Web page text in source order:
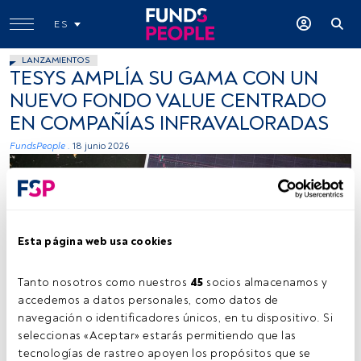
Esta página web usa cookies
Tanto nosotros como nuestros 45 socios almacenamos y
accedemos a datos personales, como datos de
navegación o identificadores únicos, en tu dispositivo. Si
seleccionas «Aceptar» estarás permitiendo que las
tecnologías de rastreo apoyen los propósitos que se
ES
LANZAMIENTOS
TESYS AMPLÍA SU GAMA CON UN
NUEVO FONDO VALUE CENTRADO
EN COMPAÑÍAS INFRAVALORADAS
FundsPeople . 18 junio 2026
Fuente: Pexels.
Tiempo lectura: 1 min.